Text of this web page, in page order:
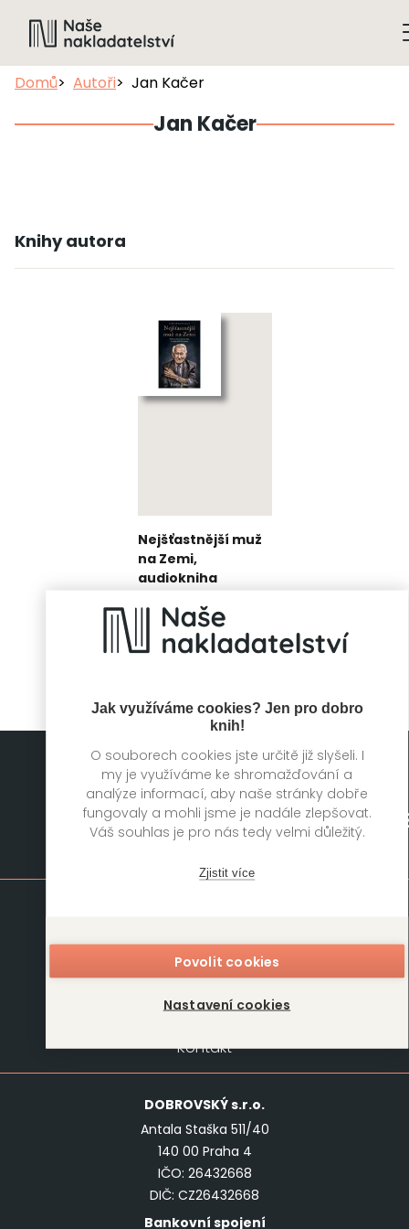
Jak využíváme cookies? Jen pro dobro
knih!
O souborech cookies jste určitě již slyšeli. I
my je využíváme ke shromažďování a
analýze informací, aby naše stránky dobře
fungovaly a mohli jsme je nadále zlepšovat.
Váš souhlas je pro nás tedy velmi důležitý.
Zjistit více
Povolit cookies
Nastavení cookies
Domů Autoři Jan Kačer
Jan Kačer
Knihy autora
Nejšťastnější muž
na Zemi,
audiokniha
Eddie Jaku, Jan
Kačer
Rukopisy
Foreign Rights
Blog
Kariéra
Kontakt
Kontakt
DOBROVSKÝs.r.o.
Antala Staška 511/40
140 00 Praha 4
IČO: 26432668
DIČ: CZ26432668
Bankovní spojení